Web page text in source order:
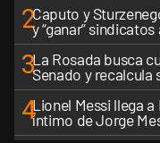
2Caputo y
y “ganar”
3La Rosada busca
Senado y recalcula
4Lionel Messi llega
íntimo de Jorge